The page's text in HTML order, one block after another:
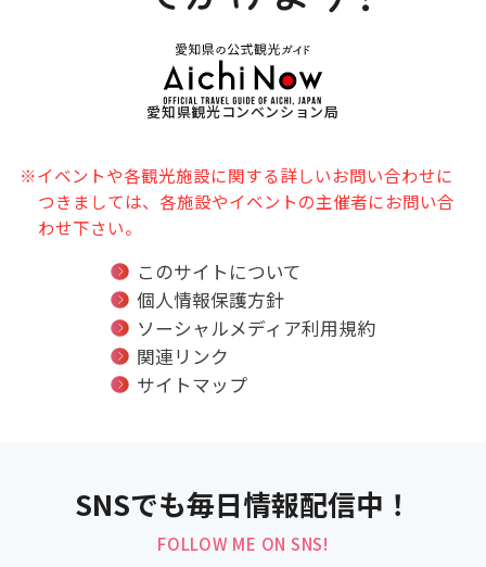
愛知県観光コンベンション局
※イベントや各観光施設に関する詳しいお問い合わせに
つきましては、各施設やイベントの主催者にお問い合
わせ下さい。
このサイトについて
個人情報保護方針
ソーシャルメディア利用規約
関連リンク
サイトマップ
SNSでも毎日情報配信中！
FOLLOW ME ON SNS!